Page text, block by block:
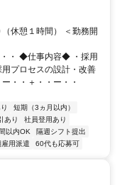
休憩１時間） ＜勤務開
・・ ◆仕事内容◆ ・採用
プロセスの設計・改善
・・＋・・ー・・
短期（3ヵ月以内）
あり
社員登用あり
以内OK
隔週シフト提出
用派遣 60代も応募可